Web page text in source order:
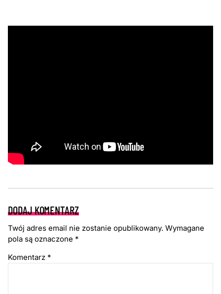
DODAJ KOMENTARZ
Twój adres email nie zostanie opublikowany. Wymagane
pola są oznaczone *
Komentarz *